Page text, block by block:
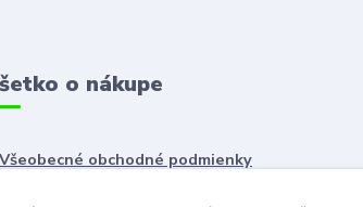
o nákupe
Všeobecné obchodné podmienky